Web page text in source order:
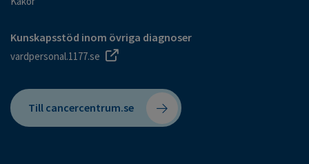
Kunskapsstöd inom övriga diagnoser
vardpersonal.1177.se
Till cancercentrum.se